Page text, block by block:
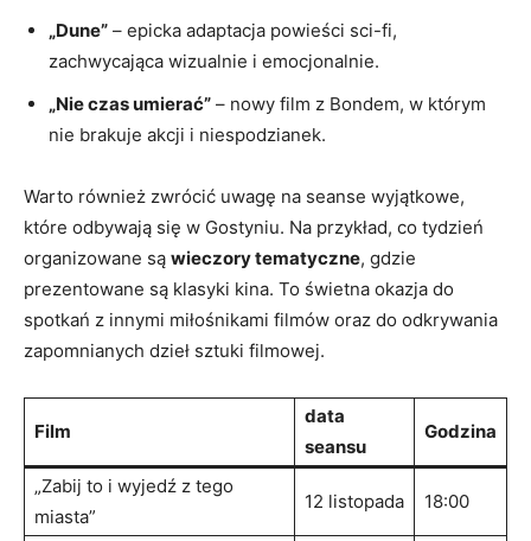
„Dune” – epicka adaptacja powieści sci-fi,
zachwycająca wizualnie i emocjonalnie.
„Nie czas umierać” – nowy film z Bondem, w którym
nie brakuje akcji i niespodzianek.
Warto również zwrócić uwagę na seanse wyjątkowe,
które odbywają się w Gostyniu. Na przykład, co tydzień
organizowane są wieczory tematyczne, gdzie
prezentowane są klasyki kina. To świetna okazja do
spotkań z innymi miłośnikami filmów oraz do odkrywania
zapomnianych dzieł sztuki filmowej.
Film
data
seansu
Godzina
„Zabij to i wyjedź z tego
miasta”
12 listopada 18:00